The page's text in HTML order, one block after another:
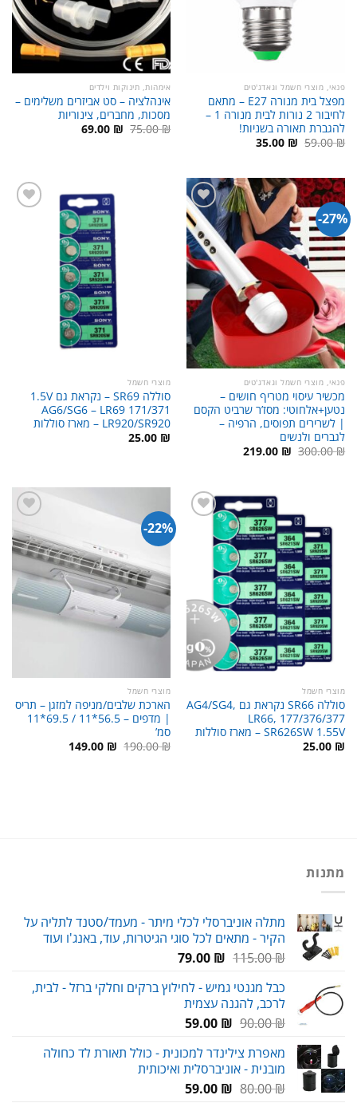
פנאי, מוצרי חשמל וגאדג'טים
מפצל בית מנורה E27 – מתאם
לחיבור 2 נורות לבית מנורה 1 –
להגברת תאורה בשניות!
59.00₪ המחיר
המקורי
35.00 ₪ המחיר
הנוכחי
אימהות, תינוקות וילדים
אינהלציה – סט אביזרים משלימים –
מסכות, מחברים, צינוריות
75.00₪ המחיר
המקורי
69.00 ₪ המחיר
27%-
פנאי, מוצרי חשמל וגאדג'טים
מכשיר עיסוי מטריף חושים –
נטען+אלחוטי: מסז’ר שרביט הקסם
| לשרירים תפוסים, הרפיה –
לגברים ולנשים
300.00₪ המחיר
המקורי
219.00 ₪ המחיר
הנוכחי
מוצרי חשמל
סוללה SR69 – נקראת גם 1.5V
AG6/SG6 – LR69 171/371
LR920/SR920 – מארז סוללות
25.00 ₪
מוצרי חשמל
סוללה SR66 נקראת גם AG4/SG4,
LR66, 177/376/377
SR626SW 1.55V – מארז סוללות
25.00 ₪
22%-
מוצרי חשמל
הארכת שלבים/מניפה למזגן – תריס
| מדפים – 56.5*11 / 69.5*11
סמ’
190.00₪ המחיר149.00 ₪ המחיר
מתנות
מתלה אוניברסלי לכלי מיתר - מעמד/סטנד לתליה על
הקיר - מתאים לכל סוגי הגיטרות, עוד, באנג'ו ועוד
115.00₪
המחיר
היה:
115.00 ₪.
79.00 ₪
המחיר
הוא:
כבל מגנטי גמיש - לחילוץ ברקים וחלקי ברזל - לבית,
לרכב, להגנה עצמית
90.00₪
המחיר
היה:
90.00 ₪.
59.00 ₪
המחיר
הוא:
59.00 ₪.
מאפרת צילינדר למכונית - כולל תאורת לד כחולה
מובנית - אוניברסלית ואיכותית
80.00₪
המחיר59.00 ₪
המחיר